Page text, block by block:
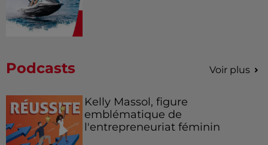
Podcasts Voir plus
Kelly Massol, figure
emblématique de
l'entrepreneuriat féminin